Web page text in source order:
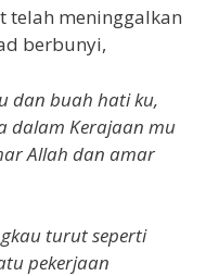
telah meninggalkan
berbunyi,
dan buah hati ku,
dalam Kerajaan mu
Allah dan amar
turut seperti
pekerjaan